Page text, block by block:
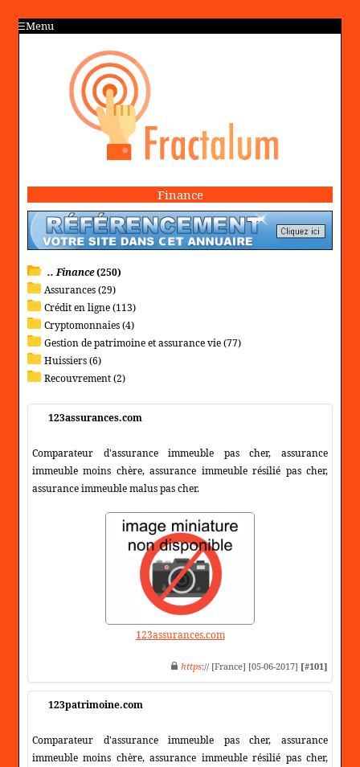
Menu
Finance
.. Finance(250)
Assurances (29)
Crédit en ligne (113)
Cryptomonnaies (4)
Gestion de patrimoine et assurance vie (77)
Huissiers (6)
Recouvrement (2)
123assurances.com
Comparateur d'assurance immeuble pas cher, assurance
immeuble moins chère, assurance immeuble résilié pas cher,
assurance immeuble malus pas cher.
123assurances.com
https:// [France] [05-06-2017] [#101]
123patrimoine.com
Comparateur d'assurance immeuble pas cher, assurance
immeuble moins chère, assurance immeuble résilié pas cher,